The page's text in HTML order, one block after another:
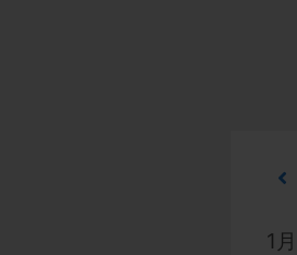
1月